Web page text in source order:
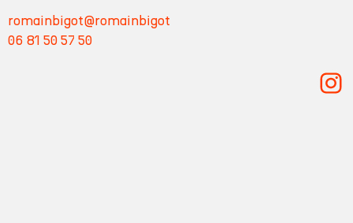
romainbigot@romainbigot
06 81 50 57 50
Romain Bigot